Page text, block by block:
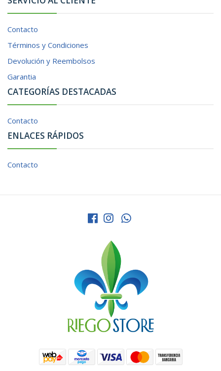
Contacto
Términos y Condiciones
Devolución y Reembolsos
Garantia
CATEGORÍAS DESTACADAS
Contacto
ENLACES RÁPIDOS
Contacto